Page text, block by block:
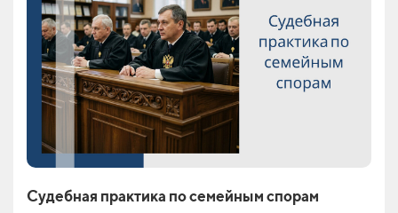
Судебная практика по семейным спорам